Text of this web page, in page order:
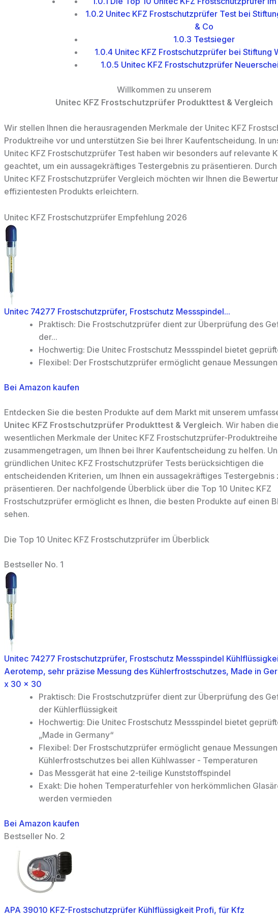
1.0.2 Unitec KFZ Frostschutzprüfer Test bei
& Co
1.0.3 Testsieger
1.0.4 Unitec KFZ Frostschutzprüfer bei Stiftung
1.0.5 Unitec KFZ Frostschutzprüfer
Willkommen zu unserem
Unitec KFZ Frostschutzprüfer Produkttest & Vergleich
Wir stellen Ihnen die herausragenden Merkmale der Unitec KFZ
Produktreihe vor und unterstützen Sie bei Ihrer Kaufentscheidung. In
Unitec KFZ Frostschutzprüfer Test haben wir besonders auf relevante
geachtet, um ein aussagekräftiges Testergebnis zu präsentieren.
Unitec KFZ Frostschutzprüfer Vergleich möchten wir Ihnen die
effizientesten Produkts erleichtern.
Unitec KFZ Frostschutzprüfer Empfehlung 2026
Unitec 74277 Frostschutzprüfer, Frostschutz Messspindel...
Praktisch: Die Frostschutzprüfer dient zur Überprüfung des
der...
Hochwertig: Die Unitec Frostschutz Messspindel bietet
Flexibel: Der Frostschutzprüfer ermöglicht genaue
Bei Amazon kaufen
Entdecken Sie die besten Produkte auf dem Markt mit unserem
Unitec KFZ Frostschutzprüfer Produkttest & Vergleich. Wir haben
wesentlichen Merkmale der Unitec KFZ Frostschutzprüfer-
zusammengetragen, um Ihnen bei Ihrer Kaufentscheidung zu helfen.
gründlichen Unitec KFZ Frostschutzprüfer Tests berücksichtigen die
entscheidenden Kriterien, um Ihnen ein aussagekräftiges Testergebnis
präsentieren. Der nachfolgende Überblick über die Top 10 Unitec KFZ
Frostschutzprüfer ermöglicht es Ihnen, die besten Produkte auf einen
sehen.
Die Top 10 Unitec KFZ Frostschutzprüfer im Überblick
Bestseller No. 1
Unitec 74277 Frostschutzprüfer, Frostschutz Messspindel
Aerotemp, sehr präzise Messung des Kühlerfrostschutzes, Made in
x 30 x 30
Praktisch: Die Frostschutzprüfer dient zur Überprüfung des
der Kühlerflüssigkeit
Hochwertig: Die Unitec Frostschutz Messspindel bietet
„Made in Germany“
Flexibel: Der Frostschutzprüfer ermöglicht genaue
Kühlerfrostschutzes bei allen Kühlwasser - Temperaturen
Das Messgerät hat eine 2-teilige Kunststoffspindel
Exakt: Die hohen Temperaturfehler von herkömmlichen
werden vermieden
Bei Amazon kaufen
Bestseller No. 2
APA 39010 KFZ-Frostschutzprüfer Kühlflüssigkeit Profi, für Kfz